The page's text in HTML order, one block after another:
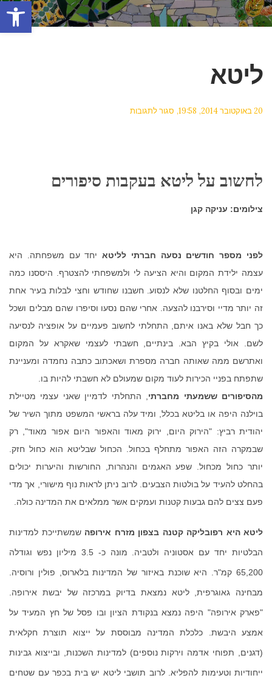
פתח
ליטא
20 באוקטובר 2014 19:58 סגור לתגובותעל
לחשוב על ליטא בעקבות סיפורים
צילומים: עניקה קגן
לפני מספר חודשים נסעה חברתי לליטא יחד עם משפחתה. היא
עצמה ילידת המקום והיא הציעה לי ולמשפחתי להצטרף. היססנו כמה
ימים ובסוף החלטנו שלא לנסוע. חשבנו שחודש וחצי לבלות בעיר אחת
זה יותר מדיי וסירבנו להצעה. אחרי שהם נסעו וסיפרו שהם מבלים ושכל
כך חבל שלא באנו איתם, התחלתי לחשוב פעמיים על אופציה לנסיעה
לשם. אולי בקיץ הבא. בינתיים, חשבתי לעצמי שאקרא על המקום
ואתרשם ממה שאותה חברה מספרת ושאכתוב כתבה נחמדה ומעניינת
שתפתח בפניי הכירות לעוד מקום שמעולם לא חשבתי להיות בו.
מהסיפורים ששמעתי מחברתי , התחלתי לדמיין שאני עצמי מטיילת
בוילנה היפה או בליטא בכלל, ומיד עלה בראשי המשפט מתוך השיר של
יהודית רביץ: "הירוק היום, ירוק מאוד והאפור היום אפור מאוד", רק
שבמקרה הזה האפור מתחלף בכחול. הכחול שבליטא הוא כחול חזק.
יותר כחול מכחול. שפע האגמים והנהרות, החורשות והיערות יכולים
בהחלט להעיד על בולטות הצבעים. לרוב ניתן לראות נוף מישורי, אך מדי
פעם צצים להם גבעות קטנות ועמקים אשר ממלאים את המדינה כולה.
ליטא היא רפובליקה קטנה בצפון מזרח אירופה שמשתייכת למדינות
הבלטיות יחד עם אסטוניה ולטביה. מונה כ- 3.5 מיליון נפש וגודלה
65,200 קמ"ר. היא שוכנת באיזור של המדינות בלארוס, פולין ורוסיה.
מבחינה גאוגרפית, ליטא נמצאת בדיוק במרכזה של יבשת אירופה.
"פארק אירופה" היפה נמצא בנקודת הציון ובו פסל של חץ המעיד על
אמצע היבשת. כלכלת המדינה מבוססת על ייצוא תוצרת חקלאית
(דגנים, תפוחי אדמה וירקות נוספים) למדינות השכנות, ובייצוא גבינות
ייחודיות וטעימות להפליא. לרוב תושבי ליטא יש בית בכפר עם שטחים